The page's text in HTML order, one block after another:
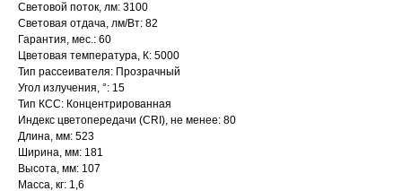
Световой поток, лм: 3100
Световая отдача, лм/Вт: 82
Гарантия, мес.: 60
Цветовая температура, К: 5000
Тип рассеивателя: Прозрачный
Угол излучения, °: 15
Тип КСС: Концентрированная
Индекс цветопередачи (CRI), не менее: 80
Длина, мм: 523
Ширина, мм: 181
Высота, мм: 107
Масса, кг: 1,6